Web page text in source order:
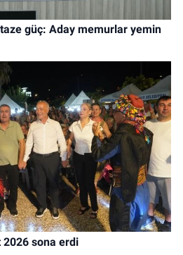
taze güç: Aday memurlar yemin
2026 sona erdi